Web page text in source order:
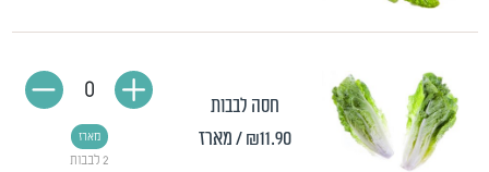
חסה לבבות
₪11.90 / מארז
2 לבבות
מארז
0